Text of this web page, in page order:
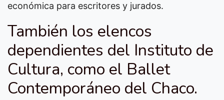
económica para escritores y jurados.
También los elencos
dependientes del Instituto de
Cultura, como el Ballet
Contemporáneo del Chaco.